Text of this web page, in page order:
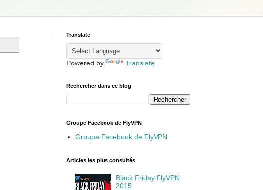
Translate
Powered by Translate
Rechercher dans ce blog
Groupe Facebook de FlyVPN
Groupe Facebook de FlyVPN
Articles les plus consultés
Black Friday FlyVPN
2015